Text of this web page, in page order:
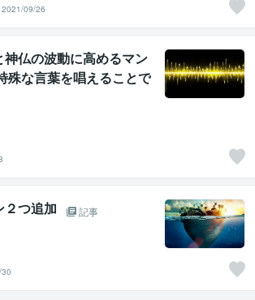
2021/09/26
仏の波動に高めるマン
殊な言葉を唱えることで
シンクロさせる☆
２つ追加
記事